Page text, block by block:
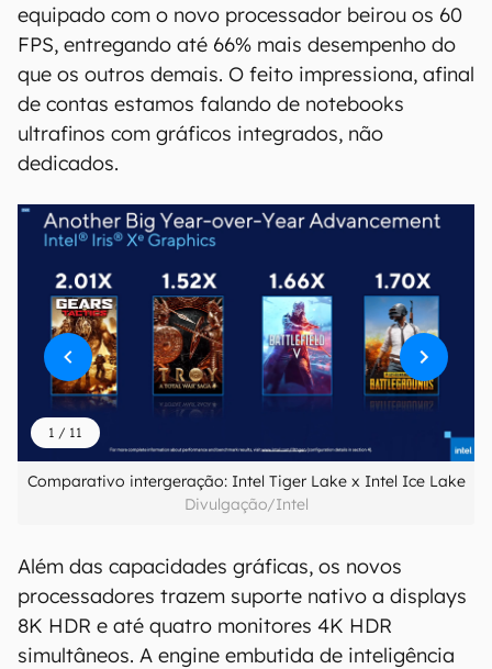
equipado com o novo processador beirou os 60
FPS, entregando até 66% mais desempenho do
que os outros demais. O feito impressiona, afinal
de contas estamos falando de notebooks
ultrafinos com gráficos integrados, não
dedicados.
1 / 11
Comparativo intergeração: Intel Tiger Lake x Intel Ice Lake
Divulgação/Intel
Além das capacidades gráficas, os novos
processadores trazem suporte nativo a displays
8K HDR e até quatro monitores 4K HDR
simultâneos. A engine embutida de inteligência